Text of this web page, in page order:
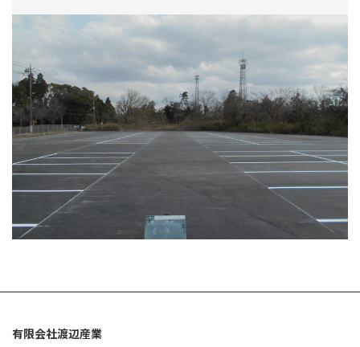
有限会社渡辺産業